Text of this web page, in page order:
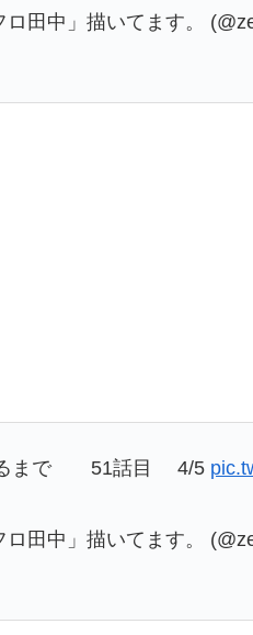
田中」描いてます。
るまで 51話目 4/5
田中」描いてます。